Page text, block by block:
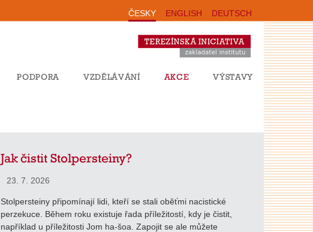
PODPORA VZDĚLÁVÁNÍ AKCE VÝSTAVY
ČESKY ENGLISH DEUTSCH
Jak čistit Stolpersteiny?
23. 7. 2026
Stolpersteiny připomínají lidi, kteří se stali oběťmi nacistické
perzekuce. Během roku existuje řada příležitostí, kdy je čistit,
například u příležitosti Jom ha-šoa. Zapojit se ale můžete